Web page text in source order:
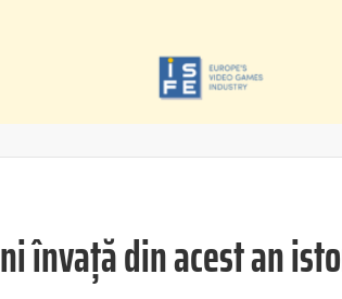
niînvață din acest an